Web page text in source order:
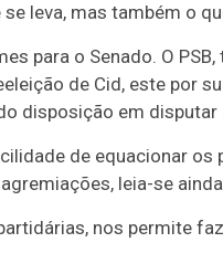
leva, mas também o
para o Senado. O
de Cid, este por
disposição em disputar
de equacionar
leia-se
nos permite